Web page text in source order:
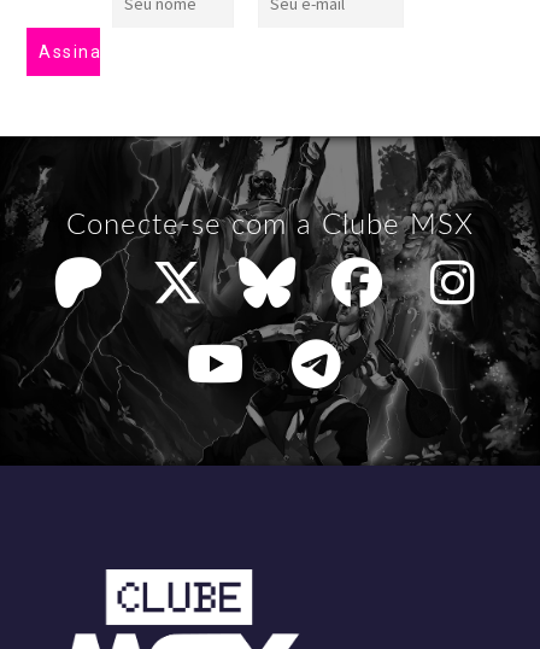
Conecte-se com a Clube MSX